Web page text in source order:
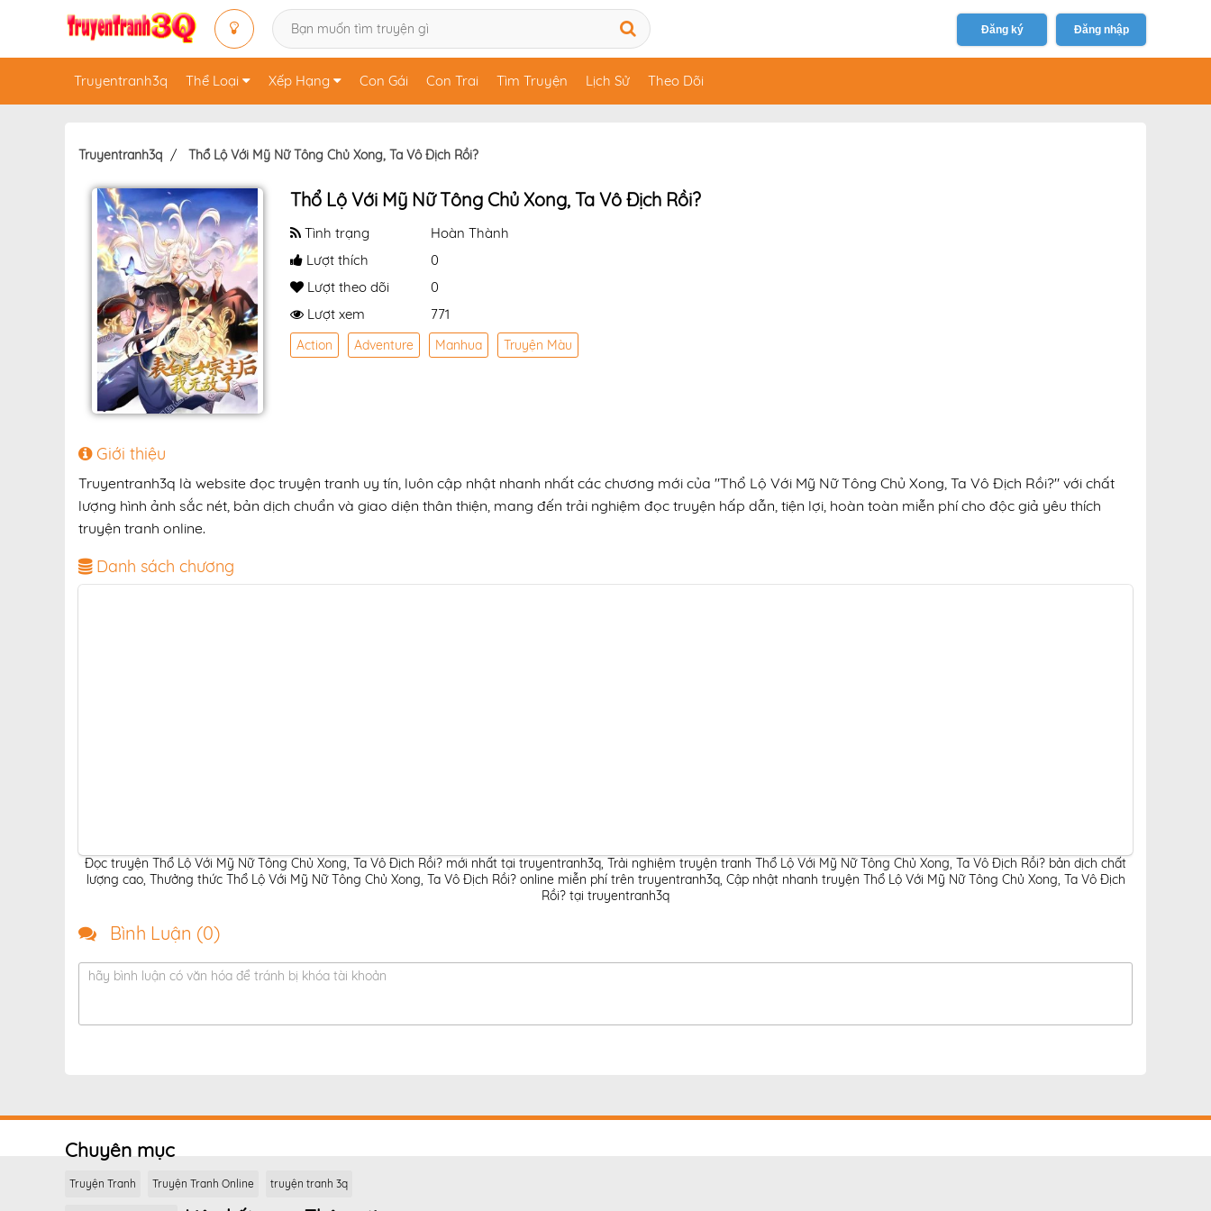
Đăng ký Đăng nhập
Truyentranh3q Thể Loại Xếp Hạng Con Gái Con Trai Tìm Truyện Lịch Sử Theo Dõi
Truyentranh3q Thổ Lộ Với Mỹ Nữ Tông Chủ Xong, Ta Vô Địch Rồi?
Thổ Lộ Với Mỹ Nữ Tông Chủ Xong, Ta Vô Địch Rồi?
Tình trạng
Hoàn Thành
Lượt thích
0
Lượt theo dõi
0
Lượt xem
771
Action Adventure Manhua Truyện Màu
Giới thiệu
Truyentranh3q là website đọc truyện tranh uy tín, luôn cập nhật nhanh nhất các chương mới của "Thổ Lộ Với Mỹ Nữ Tông Chủ Xong, Ta Vô Địch Rồi?" với chất
lượng hình ảnh sắc nét, bản dịch chuẩn và giao diện thân thiện, mang đến trải nghiệm đọc truyện hấp dẫn, tiện lợi, hoàn toàn miễn phí cho độc giả yêu thích
truyện tranh online.
Danh sách chương
Đọc truyện Thổ Lộ Với Mỹ Nữ Tông Chủ Xong, Ta Vô Địch Rồi? mới nhất tại truyentranh3q, Trải nghiệm truyện tranh Thổ Lộ Với Mỹ Nữ Tông Chủ Xong, Ta Vô Địch Rồi? bản dịch chất
lượng cao, Thưởng thức Thổ Lộ Với Mỹ Nữ Tông Chủ Xong, Ta Vô Địch Rồi? online miễn phí trên truyentranh3q, Cập nhật nhanh truyện Thổ Lộ Với Mỹ Nữ Tông Chủ Xong, Ta Vô Địch
Rồi? tại truyentranh3q
Bình Luận (0)
hãy bình luận có văn hóa để tránh bị khóa tài khoản
Chuyên mục
Truyện Tranh Truyện Tranh Online truyện tranh 3q